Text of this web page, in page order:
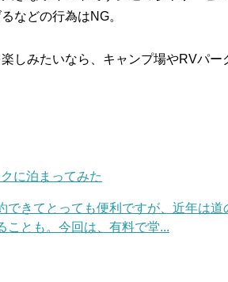
などの行為はNG。
しみたいなら、キャンプ場やRVパー
に泊まってみた
できてとっても便利ですが、近年は道
ことも。今回は、有料で堂...